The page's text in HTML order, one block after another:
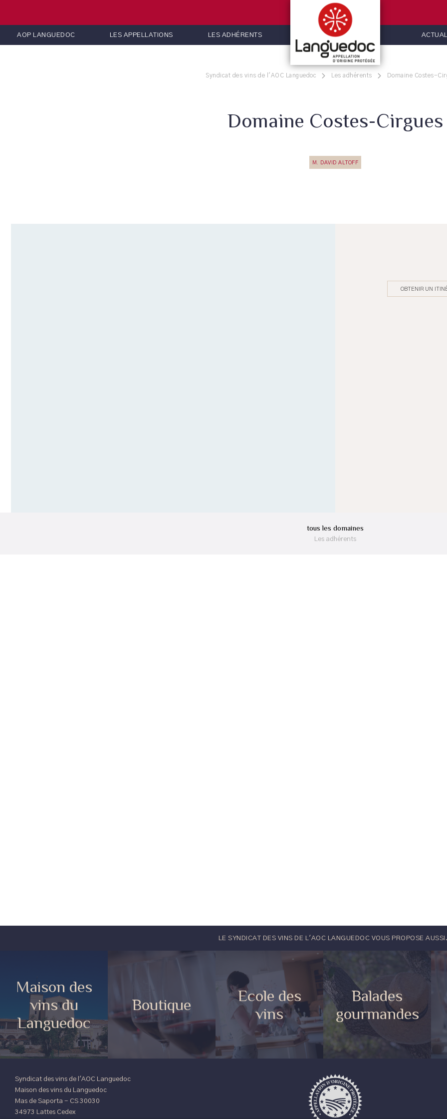
AOP LANGUEDOC LES APPELLATIONS LES ADHÉRENTS
Syndicat des vins de l'AOC Languedoc Les adhérents Domaine Costes-
Domaine Costes-Cirgues
M. DAVID ALTOFF
OBTENIR UN
tous les domaines
Les adhérents
LE SYNDICAT DES VINS DE L'AOC LANGUEDOC VOUS PROPOSE
Maison des
vins du
Languedoc
Boutique
Ecole des
vins
Balades
gourmandes
Syndicat des vins de l'AOC Languedoc
Maison des vins du Languedoc
Mas de Saporta - CS 30030
34973 Lattes Cedex